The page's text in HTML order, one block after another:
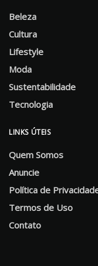
Beleza
Cultura
Lifestyle
Moda
Sustentabilidade
Tecnologia
LINKS ÚTEIS
Quem Somos
Anuncie
Política de
Termos de Uso
Contato